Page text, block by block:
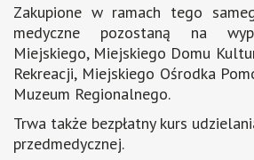
Zakupione w ramach tego
medyczne pozostaną na
Miejskiego, Miejskiego Domu
Rekreacji, Miejskiego Ośrodka
Muzeum Regionalnego.
Trwa także bezpłatny kurs
przedmedycznej.